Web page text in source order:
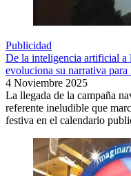
Publicidad
De la inteligencia artificial a
evoluciona su narrativa
4 Noviembre 2025
La llegada de la campaña
referente ineludible que
festiva en el calendario